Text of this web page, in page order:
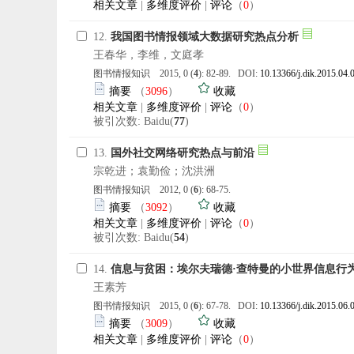
相关文章
多维度评价 评论 （0）
12. 我国图书情报领域大数据研究热点分析
王春华，李维，文庭孝
图书情报知识 2015, 0 (4): 82-89. DOI: 10.13366/
摘要 （3096）
收藏
相关文章
多维度评价 评论 （0）
被引次数: Baidu(77)
13. 国外社交网络研究热点与前沿
宗乾进；袁勤俭；沈洪洲
图书情报知识 2012, 0 (6): 68-75.
摘要 （3092）
收藏
相关文章
多维度评价 评论 （0）
被引次数: Baidu(54)
14. 信息与贫困：埃尔夫瑞德·查特曼的小世界信息行
王素芳
图书情报知识 2015, 0 (6): 67-78. DOI: 10.13366/
摘要 （3009）
收藏
相关文章
多维度评价 评论 （0）